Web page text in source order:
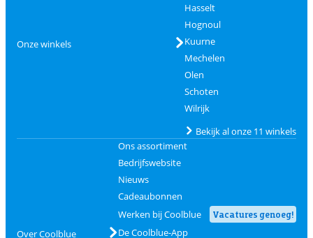
Onze winkels
Hasselt
Hognoul
Kuurne
Mechelen
Olen
Schoten
Wilrijk
Bekijk al onze 11 winkels
Over Coolblue
Ons assortiment
Bedrijfswebsite
Nieuws
Cadeaubonnen
Werken bij Coolblue
Vacatures genoeg!
De Coolblue-App